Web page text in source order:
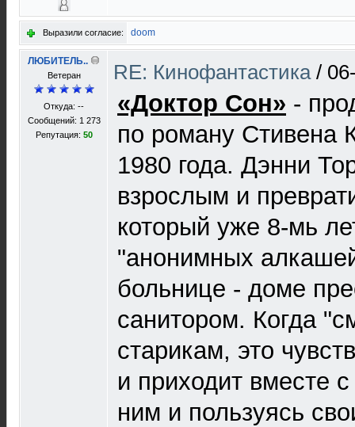
Выразили согласие: doom
ЛЮБИТЕЛЬ..
Ветеран
Откуда: --
Сообщений: 1 273
Репутация: 50
RE: Кинофантастика /
«Доктор Сон» -
по роману Стивена
1980 года. Дэнни
взрослым и
который уже 8-мь
"анонимных
больнице - доме
санитором. Когда
старикам, это
и приходит вместе
ним и пользуясь